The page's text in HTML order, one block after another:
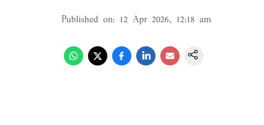
Published on: 12 Apr 2026, 12:18 am